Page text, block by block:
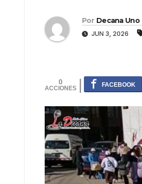
Por Decana Uno
JUN 3, 2026
0